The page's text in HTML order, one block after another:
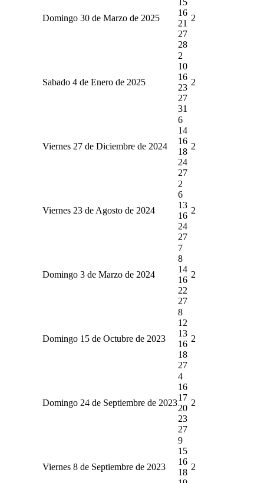
Domingo 30 de Marzo de 2025
16
21
27
28
2
Sabado 4 de Enero de 2025
2
10
16
23
27
31
2
Viernes 27 de Diciembre de 2024
6
14
16
18
24
27
2
Viernes 23 de Agosto de 2024
2
6
13
16
24
27
2
Domingo 3 de Marzo de 2024
7
8
14
16
22
27
2
Domingo 15 de Octubre de 2023
8
12
13
16
18
27
2
Domingo 24 de Septiembre de 2023
4
16
17
20
23
27
2
Viernes 8 de Septiembre de 2023
9
15
16
18
2